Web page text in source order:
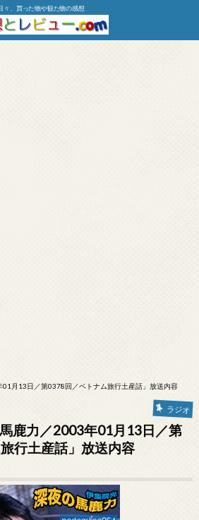
々、買った物や観た物の感想
01月13日／第0378回／ベトナム旅行土産話」放送内容
ラジオ
馬鹿力／2003年01月13日／第
行土産話」放送内容